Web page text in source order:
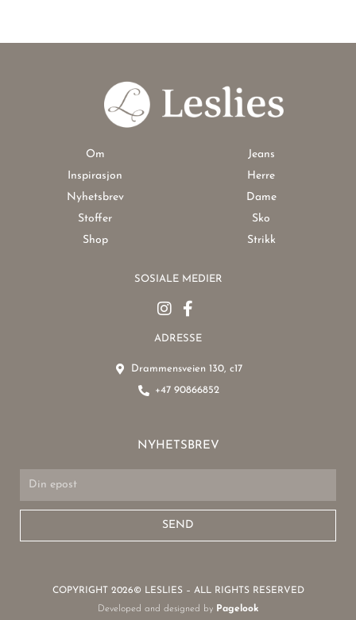
Om
Inspirasjon
Nyhetsbrev
Stoffer
Shop
Jeans
Herre
Dame
Sko
Strikk
SOSIALE MEDIER
ADRESSE
Drammensveien 130, c17
+47 90866852
NYHETSBREV
SEND
COPYRIGHT 2026© LESLIES – ALL RIGHTS RESERVED
Developed and designed by Pagelook